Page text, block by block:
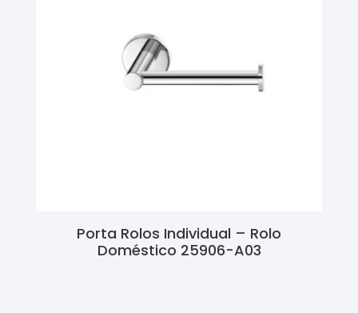
Porta Rolos Individual – Rolo
Doméstico 25906-A03